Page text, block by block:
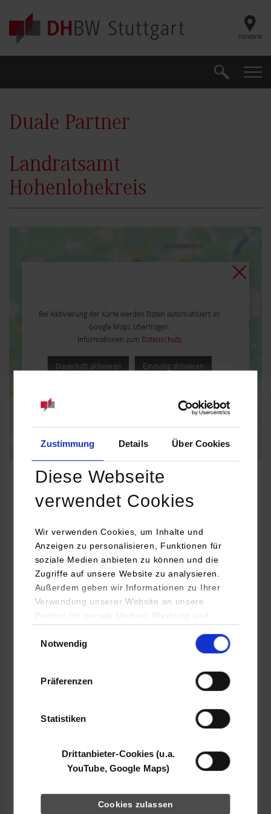
Zustimmung Details Über Cookies
Diese Webseite
verwendet Cookies
Wir verwenden Cookies, um Inhalte und
Anzeigen zu personalisieren, Funktionen für
soziale Medien anbieten zu können und die
Zugriffe auf unsere Website zu analysieren.
Außerdem geben wir Informationen zu Ihrer
Verwendung unserer Website an unsere
Partner für soziale Medien, Werbung und
YouTube, Google Maps) führen diese
Daten zusammen, die Sie ihnen bereitgestellt
haben oder die sie im Rahmen Ihrer Nutzung
Notwendig
Präferenzen
Statistiken
Drittanbieter-Cookies (u.a.
YouTube, Google Maps)
Cookies zulassen
Skip to main content
Standorte
Suche
Duale Partner
Landratsamt
Hohenlohekreis
Bei Aktivierung der Karte werden Daten automatisiert an
Google Maps übertragen.
Informationen zum Datenschutz
Dauerhaft aktivieren Einmalig aktivieren
Landratsamt Hohenlohekreis
Allee 17
74653 Künzelsau
viola.klumpp@hohenlohekreis.de
Bei der Suche nach einem freien Studienplatz